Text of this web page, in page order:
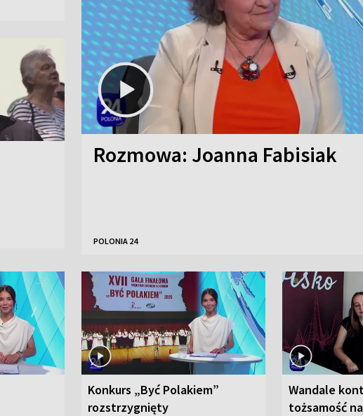
Rozmowa: Joanna Fabisiak
POLONIA 24
Konkurs „Być Polakiem”
rozstrzygnięty
Wandale
tożsamość